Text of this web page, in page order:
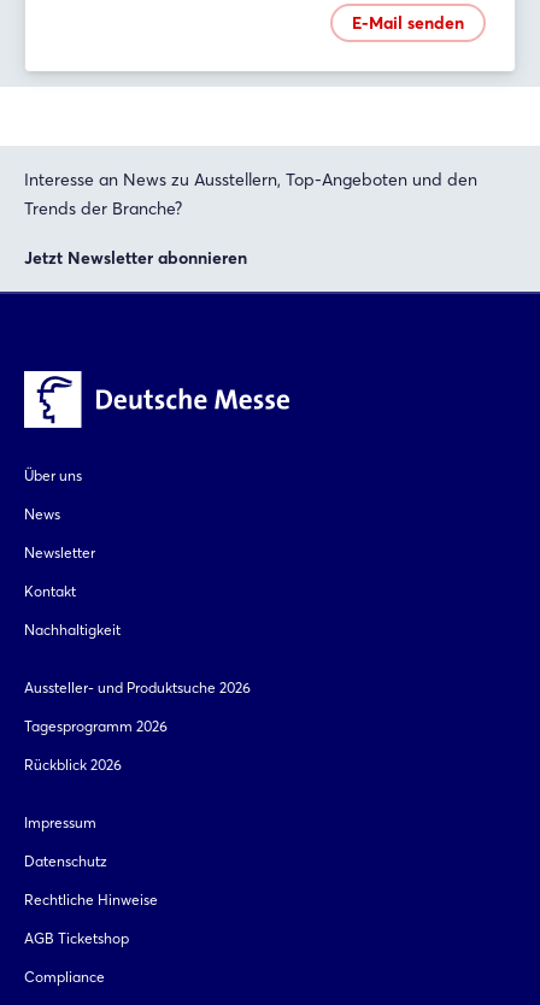
E-Mail senden
Interesse an News zu Ausstellern, Top-Angeboten und den
Trends der Branche?
Jetzt Newsletter abonnieren
Über uns
News
Newsletter
Kontakt
Nachhaltigkeit
Aussteller- und Produktsuche 2026
Tagesprogramm 2026
Rückblick 2026
Impressum
Datenschutz
Rechtliche Hinweise
AGB Ticketshop
Compliance